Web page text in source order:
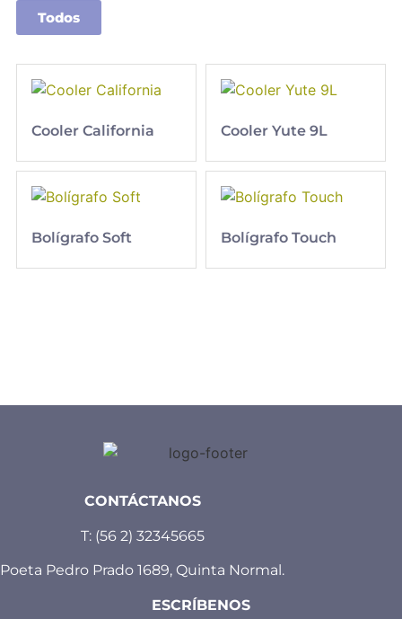
Todos
Cooler California Cooler Yute 9L
Bolígrafo Soft Bolígrafo Touch
CONTÁCTANOS
T: (56 2) 32345665
Poeta Pedro Prado 1689, Quinta Normal.
ESCRÍBENOS